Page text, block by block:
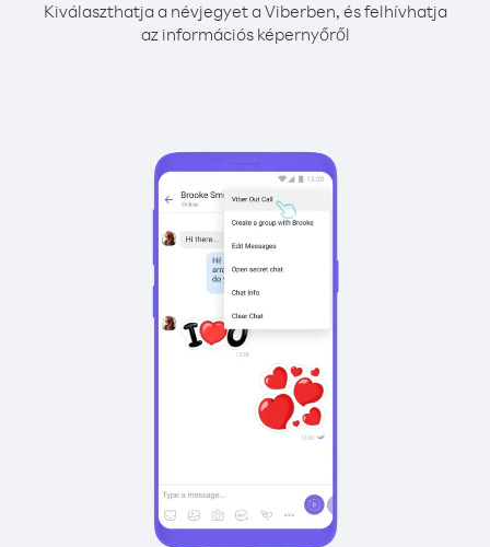
Kiválaszthatja a névjegyet a Viberben, és felhívhatja
az információs képernyőről